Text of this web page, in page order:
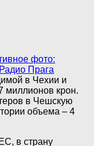
фото:
Прага
в Чехии и
миллионов крон.
в Чешскую
объема – 4
в страну